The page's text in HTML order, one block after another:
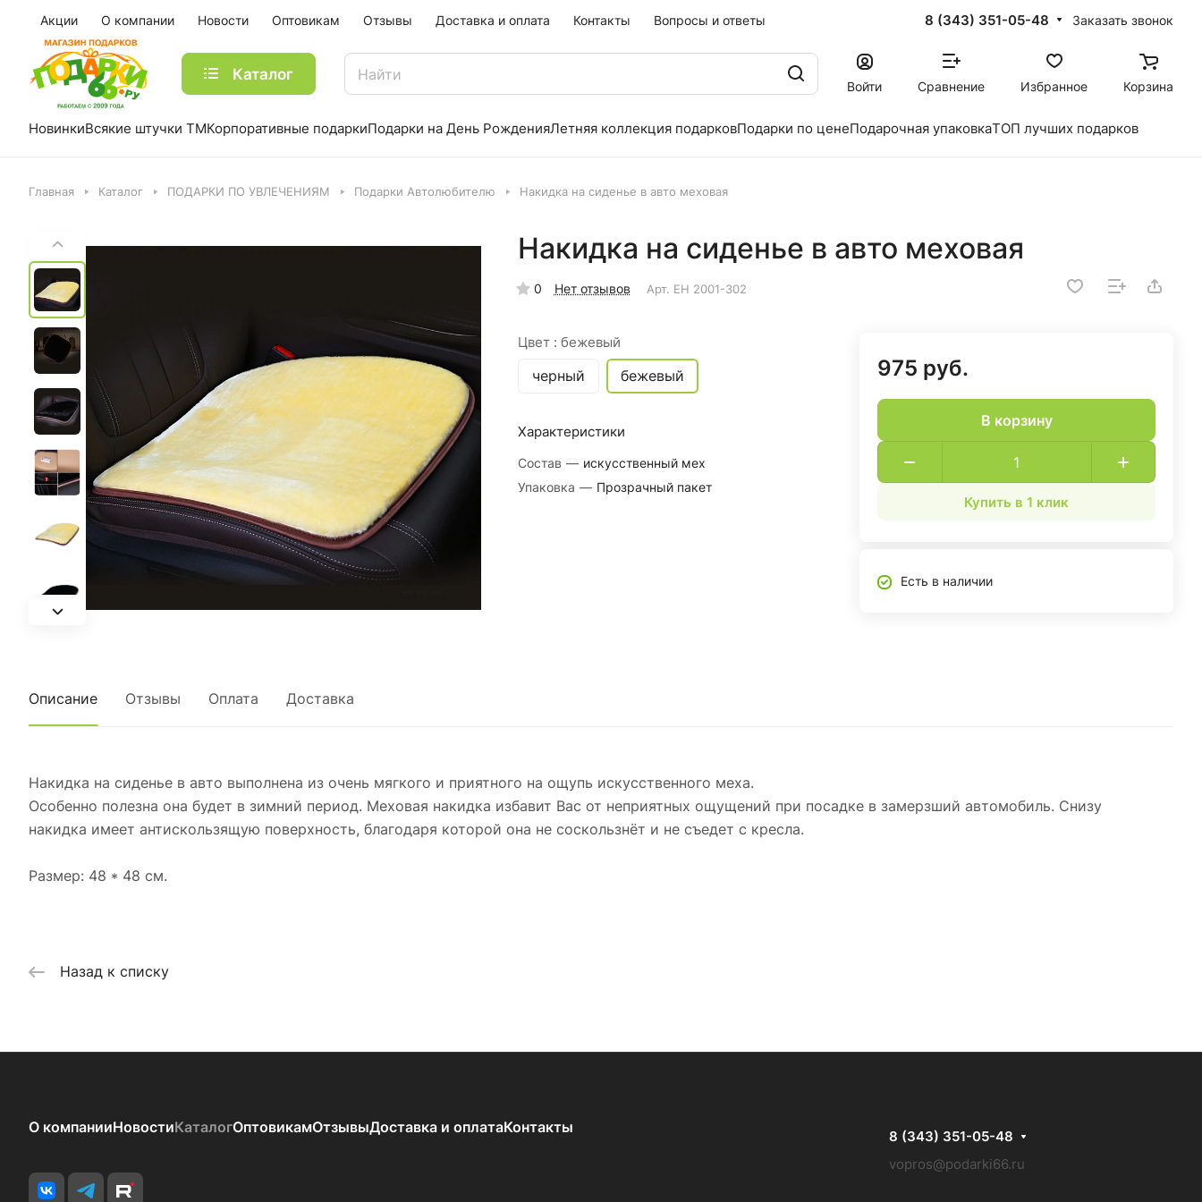
Акции О компании Новости Оптовикам Отзывы Доставка и оплата Контакты Вопросы и ответы 8 (343) 351-05-48 Заказать звонок
Каталог
Войти Сравнение Избранное Корзина
НовинкиВсякие штучки ТМКорпоративные подаркиПодарки на День РожденияЛетняя коллекция подарковПодарки по ценеПодарочная упаковкаТОП лучших подарков
Главная Каталог ПОДАРКИ ПО УВЛЕЧЕНИЯМ Подарки Автолюбителю Накидка на сиденье в авто меховая
Накидка на сиденье в авто меховая
0 Нет отзывов Арт. EH 2001-302
Цвет : бежевый
черный бежевый
Характеристики
Состав — искусственный мех
Упаковка — Прозрачный пакет
975 руб.
В корзину
Купить в 1 клик
Есть в наличии
Описание Отзывы Оплата Доставка
Накидка на сиденье в авто выполнена из очень мягкого и приятного на ощупь искусственного меха.
Особенно полезна она будет в зимний период. Меховая накидка избавит Вас от неприятных ощущений при посадке в замерзший автомобиль. Снизу
накидка имеет антискользящую поверхность, благодаря которой она не соскользнёт и не съедет с кресла.
Размер: 48 * 48 см.
Назад к списку
О компанииНовостиКаталогОптовикамОтзывыДоставка и оплатаКонтакты
8 (343) 351-05-48
vopros@podarki66.ru